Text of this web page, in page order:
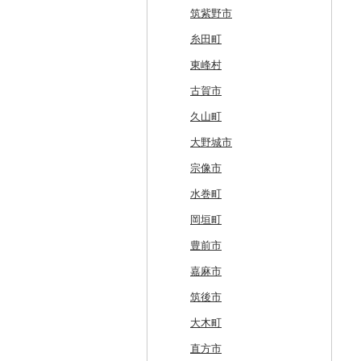
根室市
三笠市
東川町
厚真町
奥尻町
網走市
浦河町
広尾町
中札内村
滝川市
比布町
鶴居村
釧路市
苫前町
五所川原市
平川市
蓬田村
中泊町
外ヶ浜町
つがる市
弘前市
鰺ヶ沢町
むつ市
田舎館村
青森県（県庁）
三沢市
西目屋村
岩手県（県庁）
一関市
久慈市
西和賀町
北上市
平泉町
洋野町
大船渡市
山田町
大槌町
多賀城市
宮城県（県庁）
亘理町
蔵王町
女川町
気仙沼市
美里町
松島町
大和町
大郷町
南三陸町
仙台市
大河原町
角田市
東成瀬村
五城目町
北秋田市
八峰町
鹿角市
大仙市
八郎潟町
飯豊町
鮭川村
大蔵村
山辺町
戸沢村
舟形町
最上町
真室川町
寒河江市
西川町
高畠町
山形市
三川町
大江町
いわき市
南会津町
田村市
磐梯町
三春町
本宮市
柳津町
鮫川村
福島市
新地町
葛尾村
三島町
桑折町
矢吹町
ひたちなか市
龍ケ崎市
守谷市
常陸大宮市
笠間市
行方市
結城市
城里町
水戸市
鉾田市
桜川市
石岡市
茨城県（県庁）
坂東市
那須町
鹿沼市
下野市
益子町
芳賀町
野木町
館林市
伊勢崎市
東吾妻町
前橋市
藤岡市
邑楽町
板倉町
嬬恋村
草津町
高崎市
群馬県（県庁）
大泉町
長野原町
中之条町
東秩父村
横瀬町
三芳町
幸手市
日高市
蓮田市
川越市
宮代町
吉見町
東松山市
入間市
志木市
北本市
桶川市
八街市
東金市
九十九里町
いすみ市
東庄町
館山市
大網白里市
一宮町
佐倉市
木更津市
茂原市
野田市
山武市
鴨川市
あきる野市
中野区
荒川区
北区
多摩市
稲城市
世田谷区
日の出町
板橋区
渋谷区
千代田区
新宿区
江東区
青梅市
小田原市
湯河原町
秦野市
綾瀬市
横須賀市
三浦市
大磯町
箱根町
横浜市
茅ヶ崎市
川崎市
厚木市
海老名市
相模原市
阿賀野市
津南町
新潟県（県庁）
柏崎市
村上市
妙高市
聖籠町
刈羽村
湯沢町
新潟市
加賀市
北杜市
鳴沢村
西桂町
身延町
早川町
南部町
昭和町
甲府市
甲州市
丹波山村
川上村
信濃町
南牧村
伊那市
立科町
東御市
中野市
豊丘村
売木村
小諸市
木曽町
箕輪町
駒ヶ根市
王滝村
輪之内町
神戸町
瑞浪市
中津川市
高山市
郡上市
白川村
御嵩町
海津市
関ケ原町
七宗町
笠松町
東白川村
土岐市
焼津市
富士宮市
河津町
袋井市
熱海市
掛川市
伊豆の国市
小山町
森町
川根本町
富士市
御前崎市
東伊豆町
西伊豆町
幸田町
碧南市
岡崎市
愛知県（県庁）
蒲郡市
東郷町
犬山市
弥富市
東海市
新城市
春日井市
瀬戸市
大府市
半田市
大台町
尾鷲市
三重県（県庁）
津市
名張市
東員町
玉城町
京丹波町
京都府（府庁）
大山崎町
精華町
南山城村
京都市
舞鶴市
和束町
八幡市
京田辺市
向日市
泉大津市
池田市
守口市
富田林市
松原市
柏原市
羽曳野市
大阪府（府庁）
吹田市
河南町
和泉市
高槻市
豊中市
箕面市
丹波市
豊岡市
加東市
稲美町
養父市
南あわじ市
洲本市
猪名川町
尼崎市
加西市
宝塚市
淡路市
丹波篠山市
香美町
下北山村
大和高田市
川西町
川上村
斑鳩町
平群町
黒滝村
御所市
上牧町
明日香村
吉野町
奈良市
大和郡山市
野迫川村
古座川町
新宮市
太地町
日高川町
紀の川市
上富田町
白浜町
由良町
すさみ町
日高町
有田川町
印南町
和歌山県（県庁）
みなべ町
日吉津村
和気町
井原市
備前市
総社市
新庄村
高梁市
勝央町
倉敷市
矢掛町
鏡野町
海田町
三次市
府中町
三原市
安芸高田市
和木町
上勝町
石井町
小松島市
松茂町
佐那河内村
北島町
吉野川市
坂出市
綾川町
丸亀市
内子町
大洲市
愛媛県（県庁）
四国中央市
大川村
いの町
土佐町
安田町
南国市
仁淀川町
大月町
三原村
香南市
大豊町
田野町
高知市
東洋町
越知町
筑紫野市
糸田町
東峰村
古賀市
久山町
大野城市
宗像市
水巻町
岡垣町
豊前市
嘉麻市
筑後市
大木町
直方市